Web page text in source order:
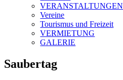
VERANSTALTUNGEN
Vereine
Tourismus und Freizeit
VERMIETUNG
GALERIE
Saubertag